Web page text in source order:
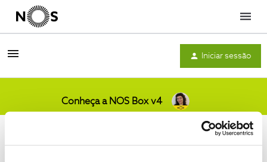
Menu
Iniciar sessão
Conheça a NOS Box v4